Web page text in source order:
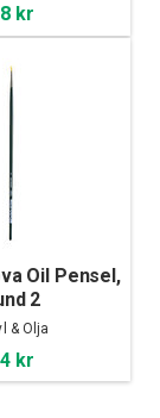
kr
Oil Pensel,
2
& Olja
kr